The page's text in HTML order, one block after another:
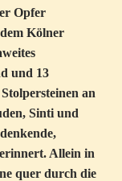
Opfer
Kölner
und 13
an
Sinti und
Allein in
quer durch die